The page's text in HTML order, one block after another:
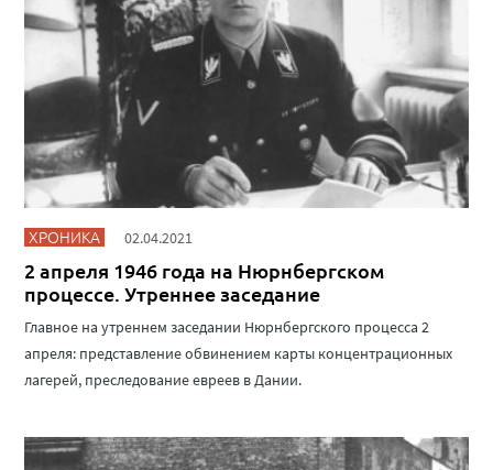
ХРОНИКА 02.04.2021
2 апреля 1946 года на Нюрнбергском
процессе. Утреннее заседание
Главное на утреннем заседании Нюрнбергского процесса 2
апреля: представление обвинением карты концентрационных
лагерей, преследование евреев в Дании.